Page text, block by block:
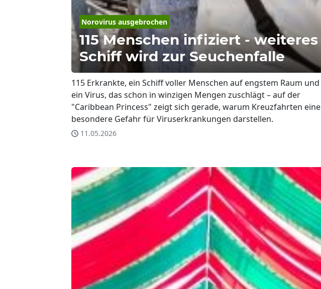
Norovirus ausgebrochen
115 Menschen infiziert - weiteres
Schiff wird zur Seuchenfalle
115 Erkrankte, ein Schiff voller Menschen auf engstem Raum und
ein Virus, das schon in winzigen Mengen zuschlägt – auf der
"Caribbean Princess" zeigt sich gerade, warum Kreuzfahrten eine
besondere Gefahr für Viruserkrankungen darstellen.
11.05.2026